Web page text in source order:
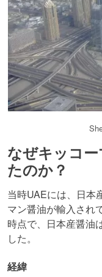
なぜキッコ
たのか？
当時UAEには、日本
マン醤油が輸入され
時点で、日本産醤油
した。
経緯